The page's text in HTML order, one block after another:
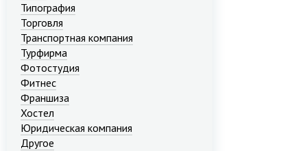
Типография
Торговля
Транспортная компания
Турфирма
Фотостудия
Фитнес
Франшиза
Хостел
Юридическая компания
Другое